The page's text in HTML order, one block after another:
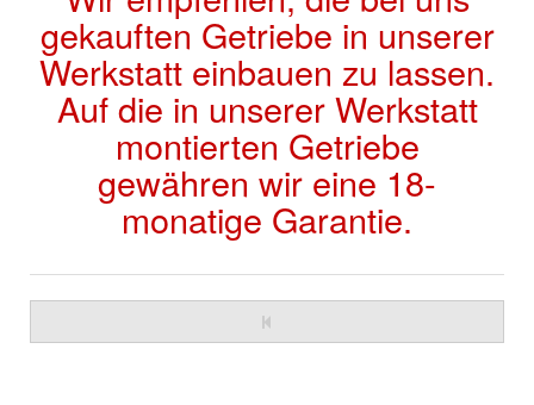
gekauften Getriebe in unserer
Werkstatt einbauen zu lassen.
Auf die in unserer Werkstatt
montierten Getriebe
gewähren wir eine 18-
monatige Garantie.